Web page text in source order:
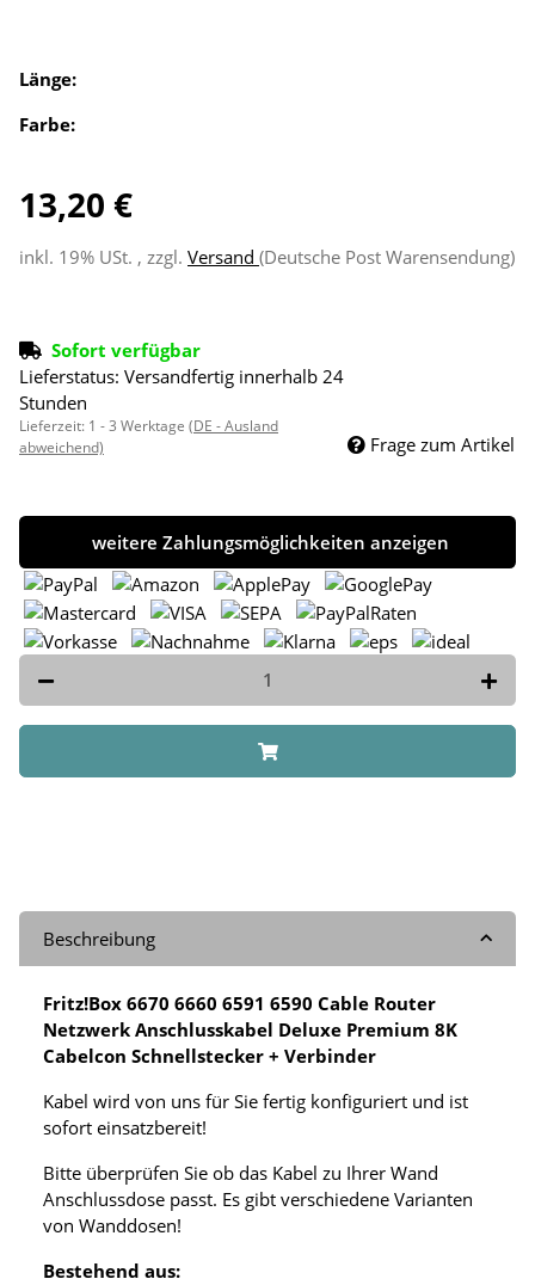
Länge:
Farbe:
13,20 €
inkl. 19% USt. , zzgl. Versand (Deutsche Post Warensendung)
Sofort verfügbar
Lieferstatus: Versandfertig innerhalb 24
Stunden
Lieferzeit: 1 - 3 Werktage (DE - Ausland
abweichend)
Frage zum Artikel
weitere Zahlungsmöglichkeiten anzeigen
Beschreibung
Fritz!Box 6670 6660 6591 6590 Cable Router
Netzwerk Anschlusskabel Deluxe Premium 8K
Cabelcon Schnellstecker + Verbinder
Kabel wird von uns für Sie fertig konfiguriert und ist
sofort einsatzbereit!
Bitte überprüfen Sie ob das Kabel zu Ihrer Wand
Anschlussdose passt. Es gibt verschiedene Varianten
von Wanddosen!
Bestehend aus: